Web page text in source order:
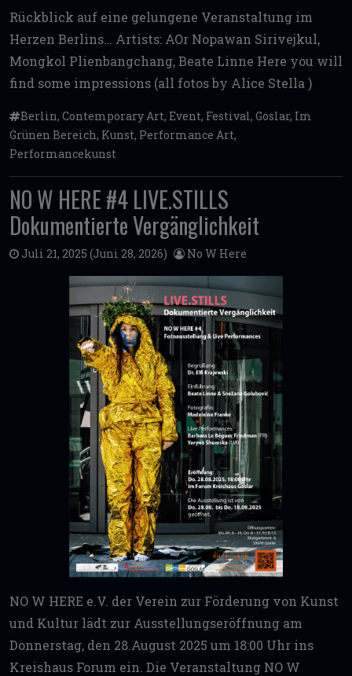
Rückblick auf eine gelungene Veranstaltung im
Herzen Berlins… Artists: AOr Nopawan Sirivejkul,
Mongkol Plienbangchang, Beate Linne Here you will
find some impressions (all fotos by Alice Stella )
Berlin, Contemporary Art, Event, Festival, Goslar, Im
Grünen Bereich, Kunst, Performance Art,
Performancekunst
NO W HERE #4 LIVE.STILLS
Dokumentierte Vergänglichkeit
Juli 21, 2025 (Juni 28, 2026) No W Here
NO W HERE e.V. der Verein zur Förderung von Kunst
und Kultur lädt zur Ausstellungseröffnung am
Donnerstag, den 28.August 2025 um 18:00 Uhr ins
Kreishaus Forum ein. Die Veranstaltung NO W